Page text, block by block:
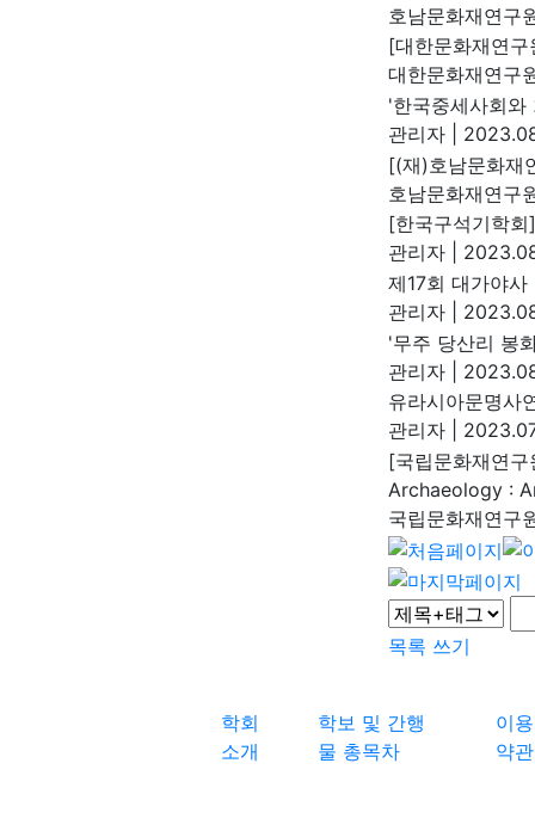
호남문화재연구
[대한문화재연
대한문화재연구
'한국중세사회
관리자
[(재)호남문화재
호남문화재연구
[한국구석기학
관리자
제17회 대가야
관리자
'무주 당산리 봉
관리자
유라시아문명사
관리자
[국립문화재연
Archaeology :
국립문화재연구
목록 쓰기
학회
소개
학보 및 간행
물 총목차
이용
약관